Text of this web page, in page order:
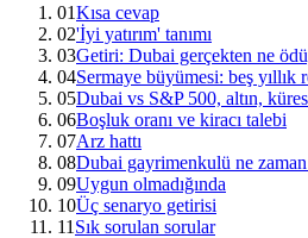
01Kısa cevap
02'İyi yatırım' tanımı
03Getiri: Dubai gerçekten ne
04Sermaye büyümesi: beş yıllık
05Dubai vs S&P 500, altın,
06Boşluk oranı ve kiracı talebi
07Arz hattı
08Dubai gayrimenkulü ne
09Uygun olmadığında
10Üç senaryo getirisi
11 Sık sorulan sorular